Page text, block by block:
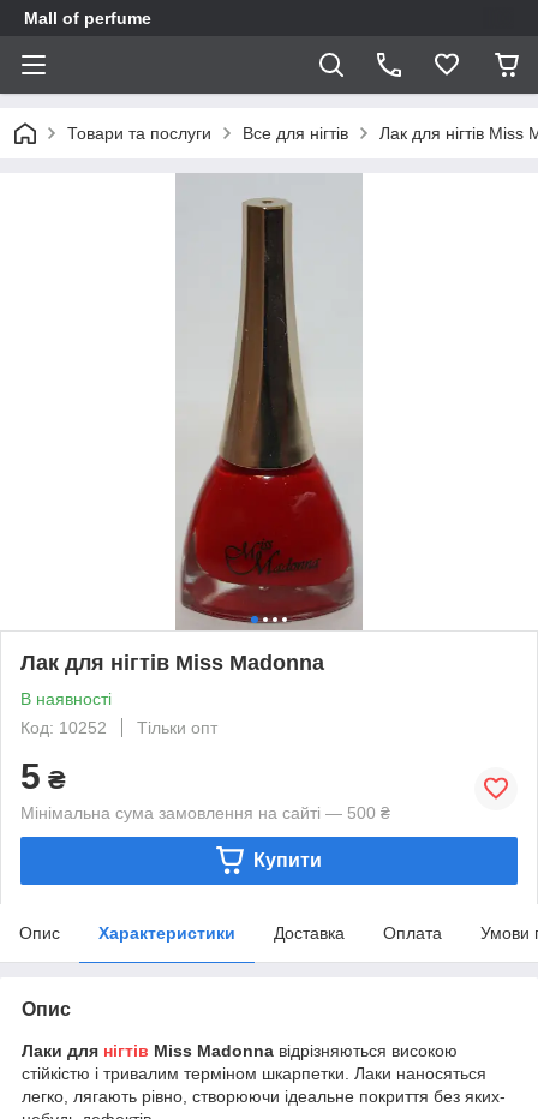
Mall of perfume
Товари та послуги Все для нігтів Лак для нігтів Miss
Лак для нігтів Miss Madonna
В наявності
Код: 10252
Тільки опт
5 ₴
Мінімальна сума замовлення на сайті — 500 ₴
Купити
Опис Характеристики Доставка Оплата Умови
Опис
Лаки для нігтів Miss Madonna відрізняються високою
стійкістю і тривалим терміном шкарпетки. Лаки наносяться
легко, лягають рівно, створюючи ідеальне покриття без яких-